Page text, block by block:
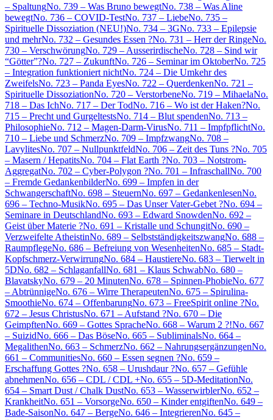
– SpaltungNo. 739 – Was Bruno bewegtNo. 738 – Was Aline
bewegtNo. 736 – COVID-TestNo. 737 – LiebeNo. 735 –
Spirituelle Dissoziation (NEU!)No. 734 – 3GNo. 733 – Epilepsie
und mehrNo. 732 – Gesundes Essen ?No. 731 – Herr der RingeNo.
730 – VerschwörungNo. 729 – AusserirdischeNo. 728 – Sind wir
“Götter”?No. 727 – ZukunftNo. 726 – Seminar im OktoberNo. 725
– Integration funktioniert nichtNo. 724 – Die Umkehr des
ZweifelsNo. 723 – Panda EyesNo. 722 – QuerdenkenNo. 721 –
Spirituelle DissoziationNo. 720 – VerstorbeneNo. 719 – MihaelaNo.
718 – Das IchNo. 717 – Der TodNo. 716 – Wo ist der Haken?No.
715 – Precht und GurgeltestsNo. 714 – Blut spendenNo. 713 –
PhilosophieNo. 712 – Magen-Darm-VirusNo. 711 – ImpfpflichtNo.
710 – Liebe und SchmerzNo. 709 – ImpfzwangNo. 708 –
LavylitesNo. 707 – NullpunktfeldNo. 706 – Zeit des Tuns ?No. 705
– Masern / HepatitsNo. 704 – Flat Earth ?No. 703 – Notstrom-
AggregatNo. 702 – Cyber-Polygon ?No. 701 – InfraschallNo. 700
– Fremde GedankenbilderNo. 699 – Impfen in der
SchwangerschaftNo. 698 – SteuernNo. 697 – GedankenlesenNo.
696 – Techno-MusikNo. 695 – Das Unser Vater-Gebet ?No. 694 –
Seminare in DeutschlandNo. 693 – Edward SnowdenNo. 692 –
Geist über Materie ?No. 691 – Kristalle und SchungitNo. 690 –
Verzweifelte AtheistinNo. 689 – SelbstständigkeitszwangNo. 688 –
RaumpflegeNo. 686 – Befreiung von WesenheitenNo. 685 – Stadt-
Kopfschmerz-VerwirrungNo. 684 – HaustiereNo. 683 – Tierwelt in
5DNo. 682 – SchlaganfallNo. 681 – Klaus SchwabNo. 680 –
BlavatskyNo. 679 – 20 MinutenNo. 678 – Spinnen-PhobieNo. 677
– AbtrünnigeNo. 676 – Wirre TherapeutenNo. 675 – Spirulina-
SmoothieNo. 674 – OffenbarungNo. 673 – FreeSpirit online ?No.
672 – Jesus ChristusNo. 671 – Aufstand ?No. 670 – Die
GeimpftenNo. 669 – Gottes SpracheNo. 668 – Warum 2 ?!No. 667
– SuizidNo. 666 – Das BöseNo. 665 – SubliminalsNo. 664 –
MegalithenNo. 663 – SchmerzNo. 662 – NahrungsergänzungenNo.
661 – CommunitiesNo. 660 – Essen segnen ?No. 659 –
Erschaffung Gottes ?No. 658 – Urushdaur ?No. 657 – Gefühle
abnehmenNo. 656 – CDL / CDL +No. 655 – 5D-MeditationNo.
654 – Smart Dust / Chalk DustNo. 653 – WasserwirblerNo. 652 –
KrankheitNo. 651 – VorsorgeNo. 650 – Kinder entgiftenNo. 649 –
Bade-SaisonNo. 647 – BergeNo. 646 – IntegrierenNo. 645 –